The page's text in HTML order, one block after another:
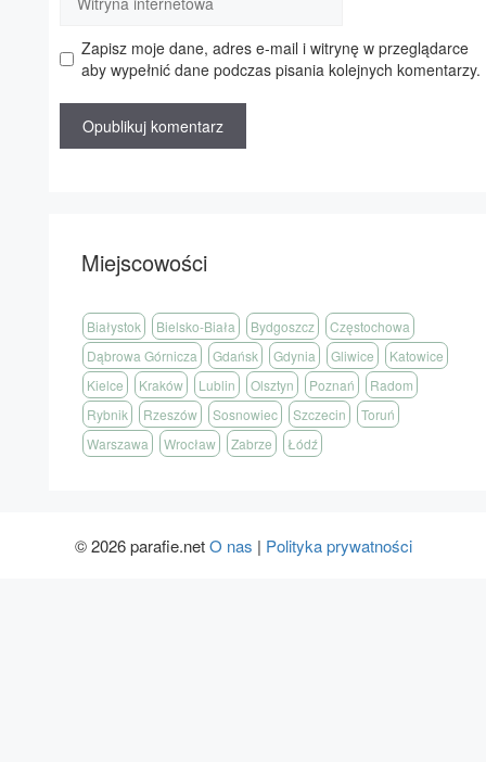
internetowa
Zapisz moje dane, adres e-mail i witrynę w przeglądarce
aby wypełnić dane podczas pisania kolejnych komentarzy.
Miejscowości
Białystok Bielsko-Biała Bydgoszcz
Częstochowa
Dąbrowa Górnicza
Gdańsk Gdynia Gliwice
Katowice
Kielce
Kraków Lublin Olsztyn Poznań
Radom
Rybnik
Rzeszów Sosnowiec Szczecin
Toruń
Warszawa
Wrocław Zabrze Łódź
© 2026 parafie.netO nas | Polityka prywatności